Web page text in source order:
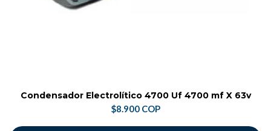
Condensador Electrolítico 4700 Uf 4700 mf X 63v
$8.900 COP